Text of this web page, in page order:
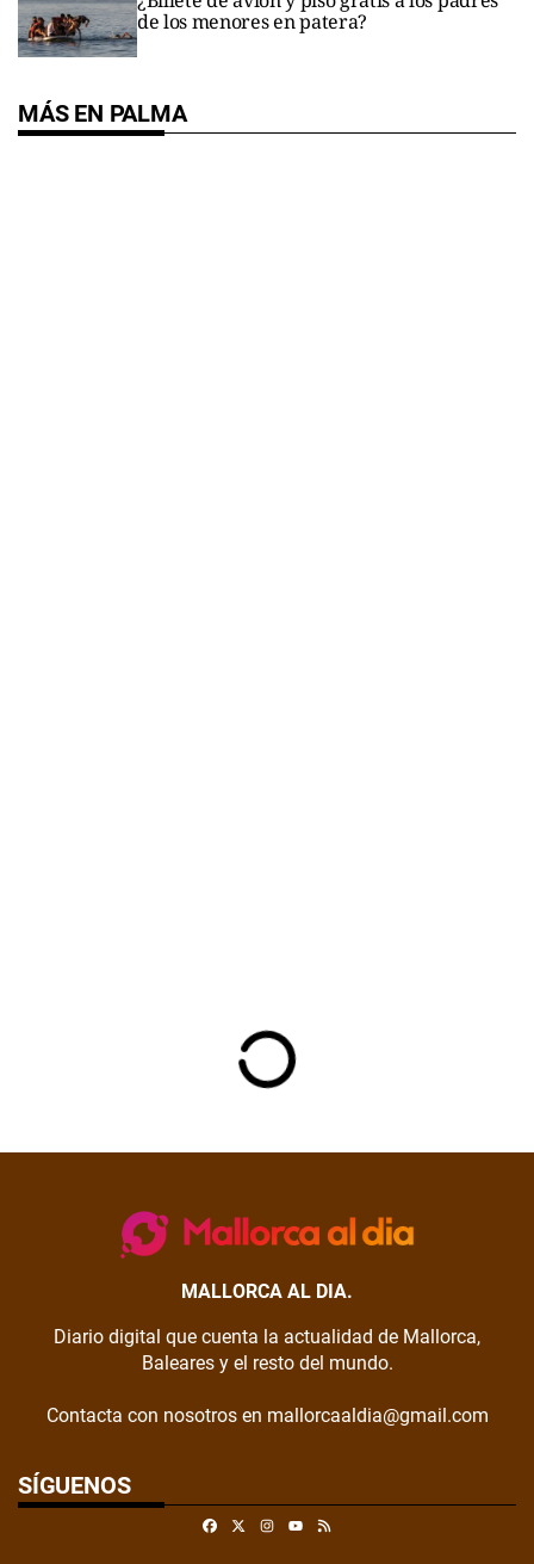
de los menores en patera?
MÁS EN PALMA
MALLORCA AL DIA.
Diario digital que cuenta la actualidad de Mallorca,
Baleares y el resto del mundo.
Contacta con nosotros en mallorcaaldia@gmail.com
SÍGUENOS
FacebookInstagram